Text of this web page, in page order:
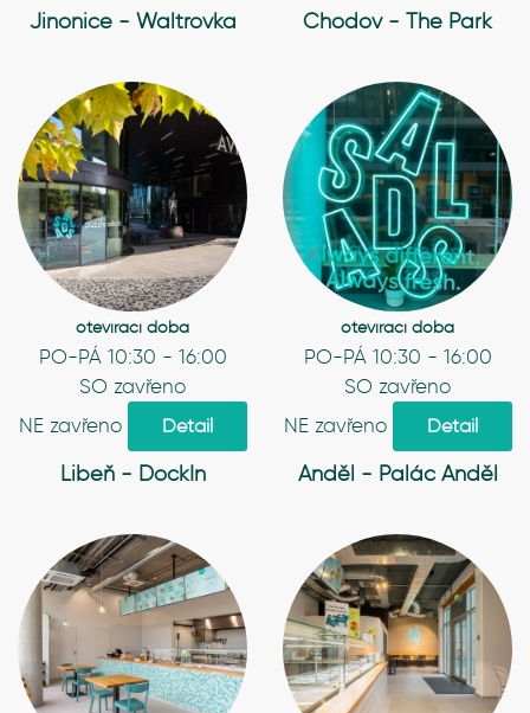
Jinonice - Waltrovka
otevírací doba
PO-PÁ 10:30 - 16:00
SO zavřeno
NE zavřeno
Detail
Chodov - The Park
otevírací doba
PO-PÁ 10:30 - 16:00
SO zavřeno
NE zavřeno
Detail
Libeň - DockIn Anděl - Palác Anděl